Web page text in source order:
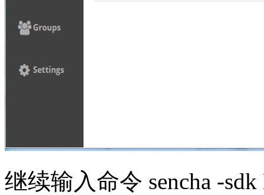
继续输入命令 sencha -sdk